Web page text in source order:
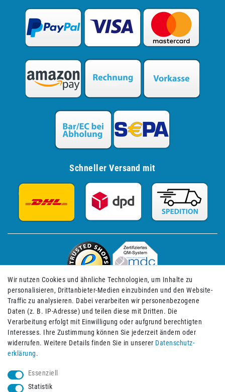
Schneller Versand mit
Impressum Daten­schutz­erklärung AGB
Wir nutzen Cookies und ähnliche Technologien, um Inhalte zu
personalisieren, Drittanbieter-Medien einzubinden und den Website-
Traffic zu analysieren. Dabei verarbeiten wir personenbezogene
Daten (z. B. IP-Adresse) und teilen diese mit Dritten. Die
Verarbeitung erfolgt mit Einwilligung oder aufgrund berechtigten
Interesses. Ihre Zustimmung können Sie jederzeit ändern oder
widerrufen. Weitere Details finden Sie in unserer Daten­schutz­
erklärung.
Essenziell
Statistik